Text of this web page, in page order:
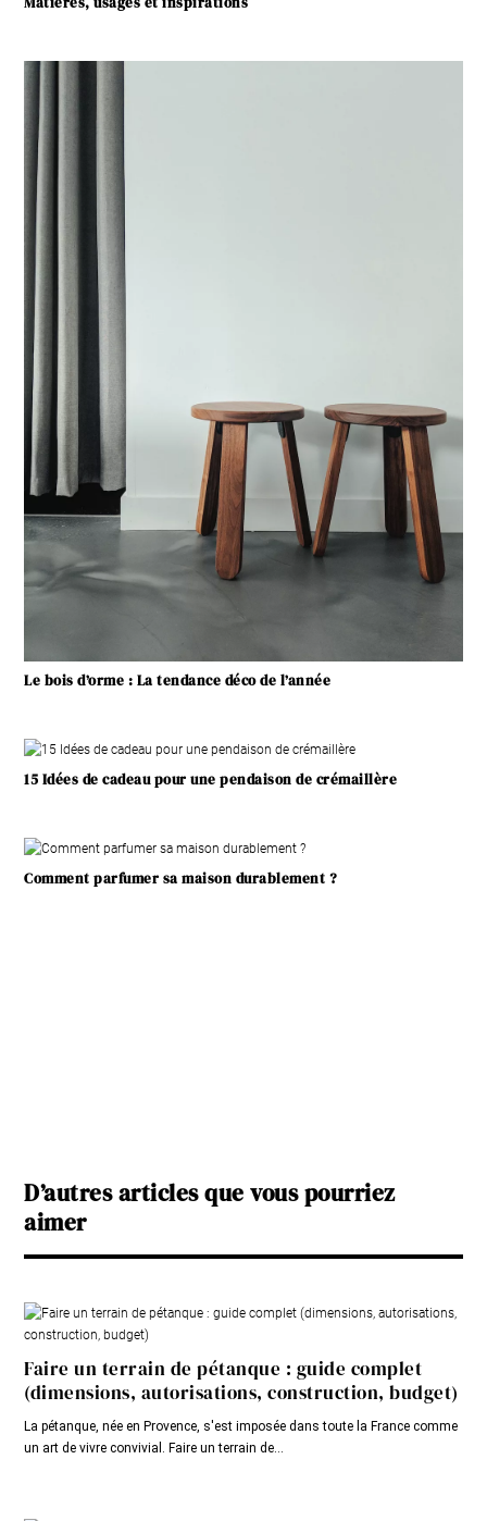
Le bois d’orme : La tendance déco de l’année
15 Idées de cadeau pour une pendaison de crémaillère
Comment parfumer sa maison durablement ?
D’autres articles que vous pourriez
aimer
Faire un terrain de pétanque : guide complet
(dimensions, autorisations, construction, budget)
La pétanque, née en Provence, s'est imposée dans toute la France comme
un art de vivre convivial. Faire un terrain de...